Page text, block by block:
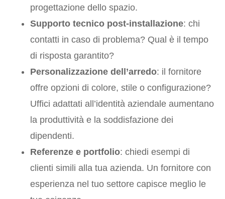
progettazione dello spazio.
Supporto tecnico post-installazione: chi
contatti in caso di problema? Qual è il tempo
di risposta garantito?
Personalizzazione dell’arredo: il fornitore
offre opzioni di colore, stile o configurazione?
Uffici adattati all’identità aziendale aumentano
la produttività e la soddisfazione dei
dipendenti.
Referenze e portfolio: chiedi esempi di
clienti simili alla tua azienda. Un fornitore con
esperienza nel tuo settore capisce meglio le